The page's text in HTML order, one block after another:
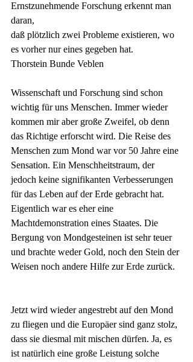
Ernstzunehmende Forschung erkennt man
daran,
daß plötzlich zwei Probleme existieren, wo
es vorher nur eines gegeben hat.
Thorstein Bunde Veblen
Wissenschaft und Forschung sind schon
wichtig für uns Menschen. Immer wieder
kommen mir aber große Zweifel, ob denn
das Richtige erforscht wird. Die Reise des
Menschen zum Mond war vor 50 Jahre eine
Sensation. Ein Menschheitstraum, der
jedoch keine signifikanten Verbesserungen
für das Leben auf der Erde gebracht hat.
Eigentlich war es eher eine
Machtdemonstration eines Staates. Die
Bergung von Mondgesteinen ist sehr teuer
und brachte weder Gold, noch den Stein der
Weisen noch andere Hilfe zur Erde zurück.
Jetzt wird wieder angestrebt auf den Mond
zu fliegen und die Europäer sind ganz stolz,
dass sie diesmal mit mischen dürfen. Ja, es
ist natürlich eine große Leistung solche